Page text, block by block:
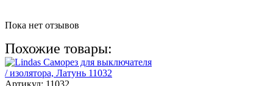
Пока нет отзывов
Похожие товары: